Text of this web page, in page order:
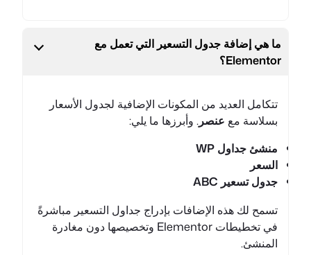
ما هي إضافة جدول التسعير التي تعمل مع
Elementor؟
تتكامل العديد من المكونات الإضافية لجدول الأسعار
بسلاسة مع عنصر. وأبرزها ما يلي:
منشئ جداول WP
السعر
جدول تسعير ABC
تسمح لك هذه الإضافات بإدراج جداول التسعير مباشرةً
في تخطيطات Elementor وتخصيصها دون مغادرة
المنشئ.